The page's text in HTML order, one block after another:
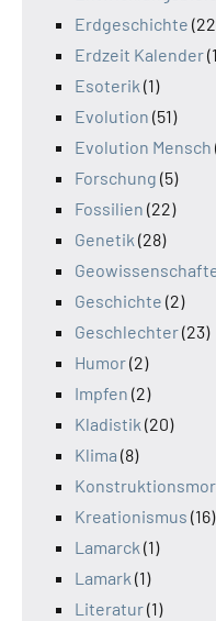
Erdgeschichte
Erdzeit Kalender
Esoterik (1)
Evolution (51)
Evolution Mensch
Forschung (5)
Fossilien (22)
Genetik (28)
Geschichte (2)
Geschlechter(23)
Humor(2)
Impfen (2)
Kladistik (20)
Klima (8)
Kreationismus (16)
Lamarck (1)
Lamark (1)
Literatur(1)